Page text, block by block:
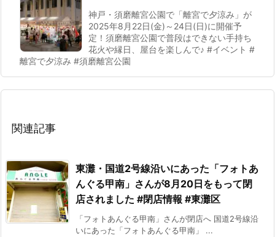
神戸・須磨離宮公園で「離宮で夕涼み」が
2025年8月22日(金)～24日(日)に開催予
定！須磨離宮公園で普段はできない手持ち
花火や縁日、屋台を楽しんで♪ #イベント #
離宮で夕涼み #須磨離宮公園
関連記事
東灘・国道2号線沿いにあった「フォトあ
んぐる甲南」さんが8月20日をもって閉
店されました #閉店情報 #東灘区
「フォトあんぐる甲南」さんが閉店へ 国道2号線沿
いにあった「フォトあんぐる甲南」 ...